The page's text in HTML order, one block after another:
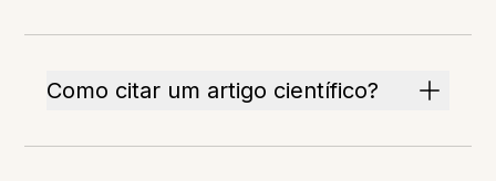
Como citar um artigo científico?